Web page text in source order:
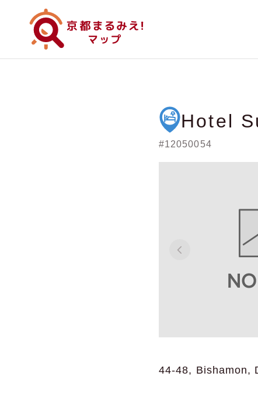
Hotel
#12050054
44-48, Bishamon,